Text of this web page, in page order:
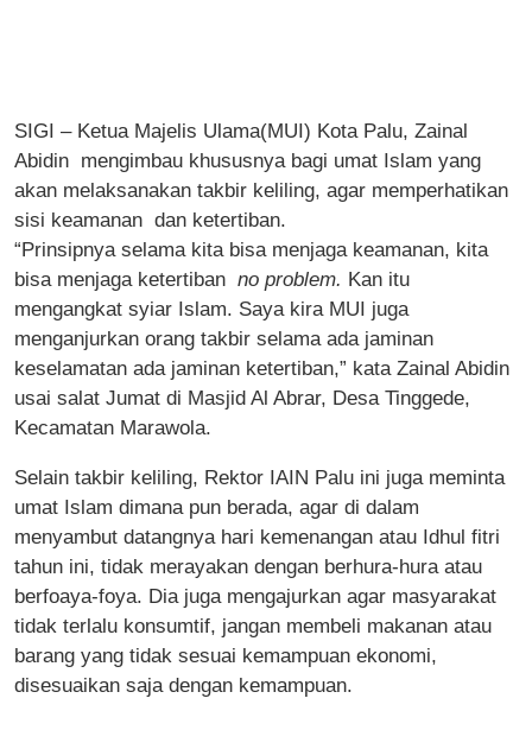
SIGI – Ketua Majelis Ulama(MUI) Kota Palu, Zainal
Abidin mengimbau khususnya bagi umat Islam yang
akan melaksanakan takbir keliling, agar memperhatikan
sisi keamanan dan ketertiban.
“Prinsipnya selama kita bisa menjaga keamanan, kita
bisa menjaga ketertiban no problem. Kan itu
mengangkat syiar Islam. Saya kira MUI juga
menganjurkan orang takbir selama ada jaminan
keselamatan ada jaminan ketertiban,” kata Zainal Abidin
usai salat Jumat di Masjid Al Abrar, Desa Tinggede,
Kecamatan Marawola.
Selain takbir keliling, Rektor IAIN Palu ini juga meminta
umat Islam dimana pun berada, agar di dalam
menyambut datangnya hari kemenangan atau Idhul fitri
tahun ini, tidak merayakan dengan berhura-hura atau
berfoaya-foya. Dia juga mengajurkan agar masyarakat
tidak terlalu konsumtif, jangan membeli makanan atau
barang yang tidak sesuai kemampuan ekonomi,
disesuaikan saja dengan kemampuan.